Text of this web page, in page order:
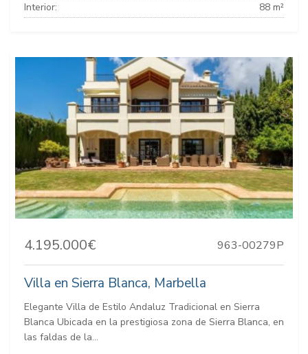
Interior:
88 m²
4.195.000€ 963-00279P
Villa en Sierra Blanca, Marbella
Elegante Villa de Estilo Andaluz Tradicional en Sierra
Blanca Ubicada en la prestigiosa zona de Sierra Blanca, en
las faldas de la...